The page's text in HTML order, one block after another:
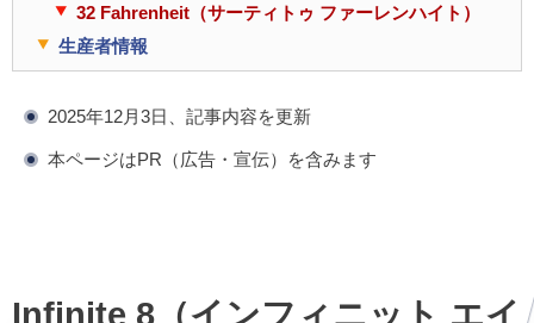
32 Fahrenheit（サーティトゥ ファーレンハイト）
生産者情報
2025年12月3日、記事内容を更新
本ページはPR（広告・宣伝）を含みます
Infinite 8（インフィニット エイ